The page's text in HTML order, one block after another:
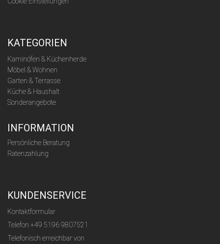
KATEGORIEN
Kaminöfen & Küchenherde
Möbel & Wohnen
Garten & Terrasse
Küche & Haushalt
Sonderangebote
INFORMATION
Persönliche Beratung
Ratenzahlung
KUNDENSERVICE
Kontaktformular
Telefon +49 5196 9807521
Telefonisch erreichbar von